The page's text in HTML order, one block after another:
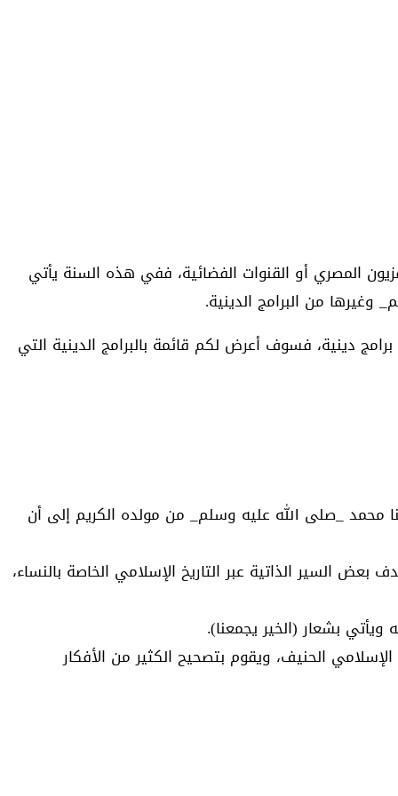
المصري أو القنوات الفضائية، ففي هذه السنة يأتي
من البرامج الدينية.
دينية، فسوف أعرض لكم قائمة بالبرامج الدينية التي
محمد _صلى الله عليه وسلم_ من مولده الكريم إلى أن
السير الذاتية عبر التاريخ الإسلامي الخاصة بالنساء،
بشعار (الخير يجمعنا).
الحنيف، ويقوم بتصحيح الكثير من الأفكار